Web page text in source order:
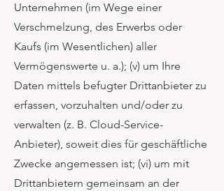
Unternehmen (im Wege einer
Verschmelzung, des Erwerbs oder
Kaufs (im Wesentlichen) aller
Vermögenswerte u. a.); (v) um Ihre
Daten mittels befugter Drittanbieter zu
erfassen, vorzuhalten und/oder zu
verwalten (z. B. Cloud-Service-
Anbieter), soweit dies für geschäftliche
Zwecke angemessen ist; (vi) um mit
Drittanbietern gemeinsam an der